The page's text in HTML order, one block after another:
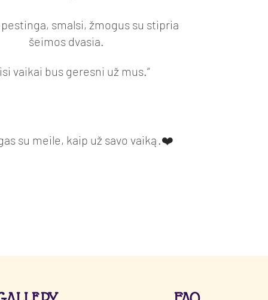
smalsi, žmogus su stipria
šeimos dvasia.
vaikai bus geresni už mus.“
su meile, kaip už savo vaiką.❤️